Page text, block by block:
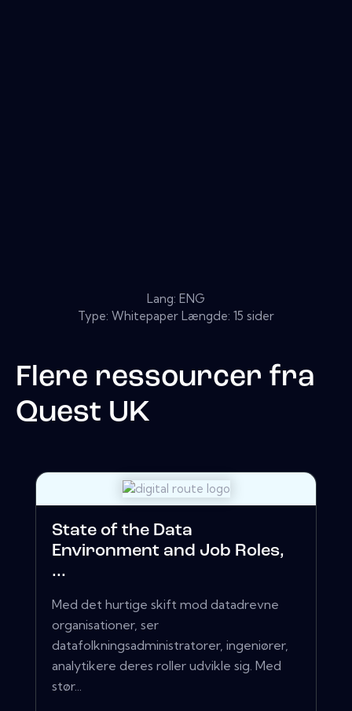
Lang: ENG
Type: Whitepaper Længde: 15 sider
Flere ressourcer fra
Quest UK
State of the Data
Environment and Job Roles,
...
Med det hurtige skift mod datadrevne
organisationer, ser
datafolkningsadministratorer, ingeniører,
analytikere deres roller udvikle sig. Med
stør...